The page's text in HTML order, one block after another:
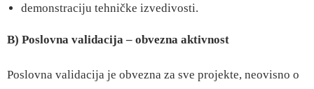
demonstraciju tehničke izvedivosti.
B) Poslovna validacija – obvezna aktivnost
Poslovna validacija je obvezna za sve projekte, neovisno o